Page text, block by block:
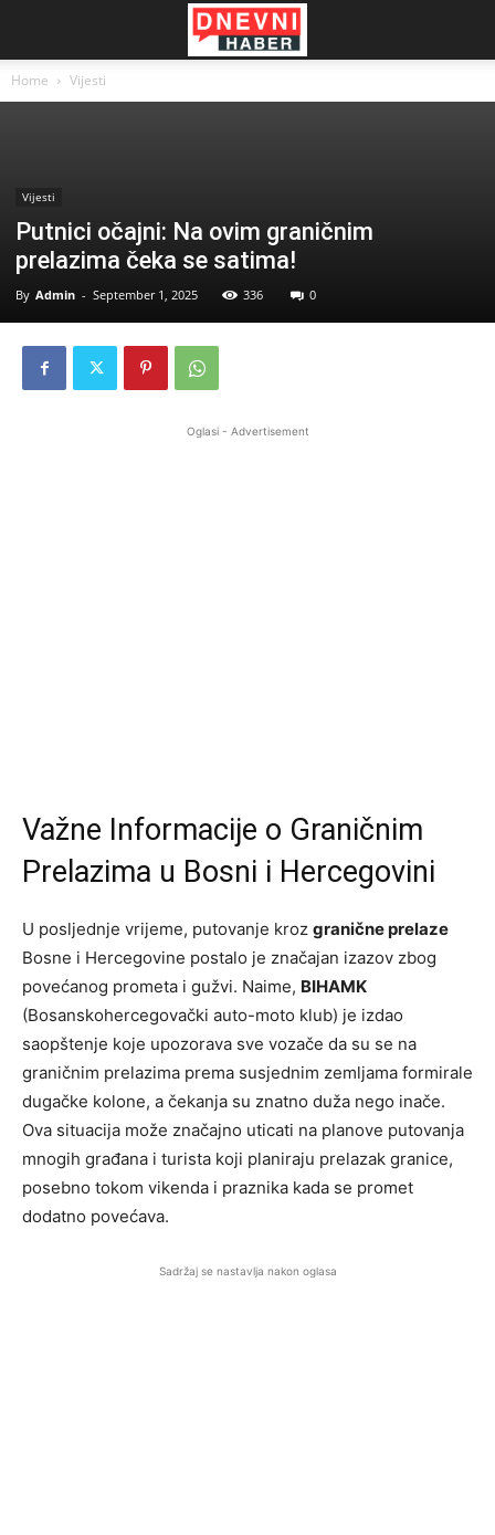
Home Vijesti
Vijesti
Putnici očajni: Na ovim graničnim
prelazima čeka se satima!
By Admin - September 1, 2025 336 0
Oglasi - Advertisement
Važne Informacije o Graničnim
Prelazima u Bosni i Hercegovini
U posljednje vrijeme, putovanje kroz granične prelaze
Bosne i Hercegovine postalo je značajan izazov zbog
povećanog prometa i gužvi. Naime, BIHAMK
(Bosanskohercegovački auto-moto klub) je izdao
saopštenje koje upozorava sve vozače da su se na
graničnim prelazima prema susjednim zemljama formirale
dugačke kolone, a čekanja su znatno duža nego inače.
Ova situacija može značajno uticati na planove putovanja
mnogih građana i turista koji planiraju prelazak granice,
posebno tokom vikenda i praznika kada se promet
dodatno povećava.
Sadržaj se nastavlja nakon oglasa